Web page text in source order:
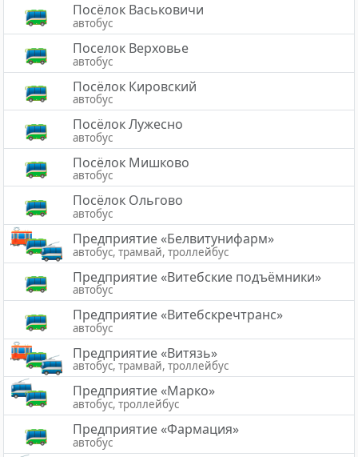
Посёлок Васьковичи
автобус
Поселок Верховье
автобус
Посёлок Кировский
автобус
Посёлок Лужесно
автобус
Посёлок Мишково
автобус
Посёлок Ольгово
автобус
Предприятие «Белвитунифарм»
автобус, трамвай, троллейбус
Предприятие «Витебские подъёмники»
автобус
Предприятие «Витебскречтранс»
автобус
Предприятие «Витязь»
автобус, трамвай, троллейбус
Предприятие «Марко»
автобус, троллейбус
Предприятие «Фармация»
автобус